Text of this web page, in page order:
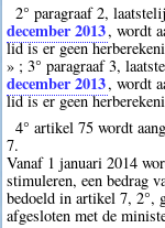
2° paragraaf 2,
december 2013, wordt
lid is er geen
» ; 3° paragraaf 3,
december 2013, wordt
lid is er geen
4° artikel 75 wordt
7.
Vanaf 1 januari 2014
stimuleren, een bedrag
bedoeld in artikel 7, 2°,
afgesloten met de